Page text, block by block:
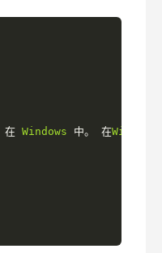
在 Windows 中。 在Windows